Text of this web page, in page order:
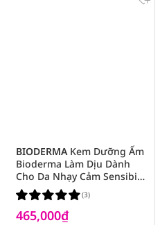
BIODERMAKem Dưỡng Ẩm
Bioderma Làm Dịu Dành
Cho Da Nhạy Cảm Sensibio
Defensive 40ml
465,000₫
(3)